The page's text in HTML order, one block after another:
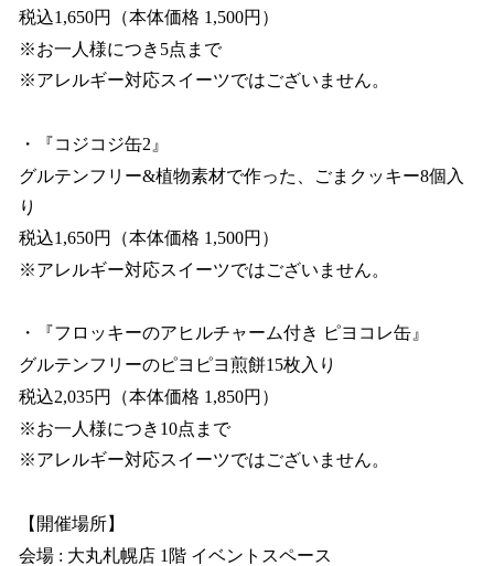
税込1,650円（本体価格 1,500円）
※お一人様につき5点まで
※アレルギー対応スイーツではございません。
・『コジコジ缶2』
グルテンフリー&植物素材で作った、ごまクッキー8個入
り
税込1,650円（本体価格 1,500円）
※アレルギー対応スイーツではございません。
・『フロッキーのアヒルチャーム付き ピヨコレ缶』
グルテンフリーのピヨピヨ煎餅15枚入り
税込2,035円（本体価格 1,850円）
※お一人様につき10点まで
※アレルギー対応スイーツではございません。
【開催場所】
会場 : 大丸札幌店 1階 イベントスペース